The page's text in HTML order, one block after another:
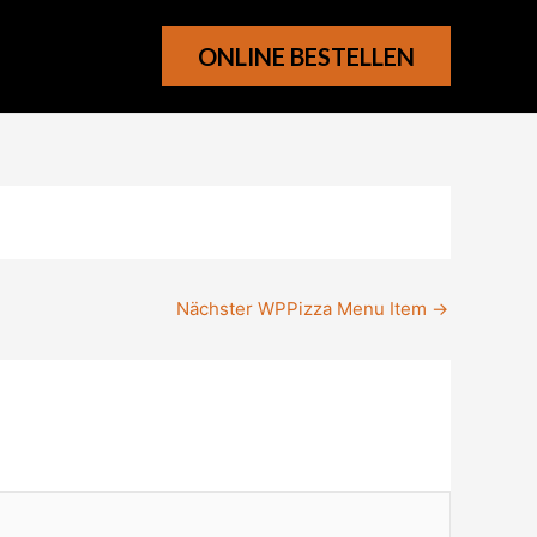
ONLINE BESTELLEN
Nächster WPPizza Menu Item →